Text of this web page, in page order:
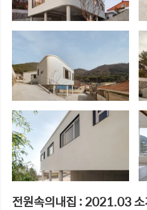
전원속의내집 : 2021.03 소